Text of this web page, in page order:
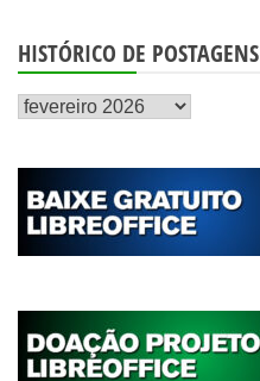
HISTÓRICO DE POSTAGENS
Histórico
postagens